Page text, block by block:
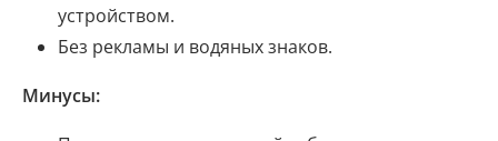
устройством.
Без рекламы и водяных знаков.
Минусы: